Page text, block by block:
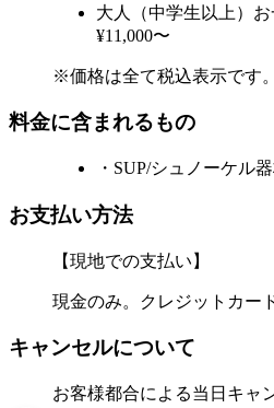
大人（中学生以上）
¥11,000〜
※価格は全て税込表示です。
料金に含まれるもの
・SUP/シュノーケル
お支払い方法
【現地での支払い】
現金のみ。クレジットカー
キャンセルについて
お客様都合による当日キャ